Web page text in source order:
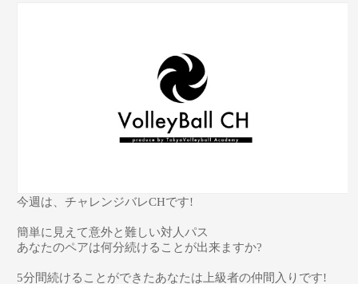
今週は、チャレンジバレCHです!
簡単に見えて意外と難しい対人パス
あなたのペアは何分続けることが出来ますか?
5分間続けることができたあなたは上級者の仲間入りです!